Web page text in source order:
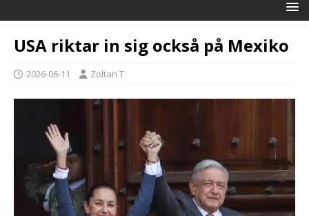
USA riktar in sig också på Mexiko
2026-06-11 Zoltan T